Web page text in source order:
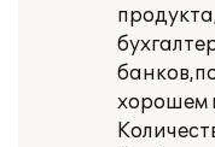
хорошем